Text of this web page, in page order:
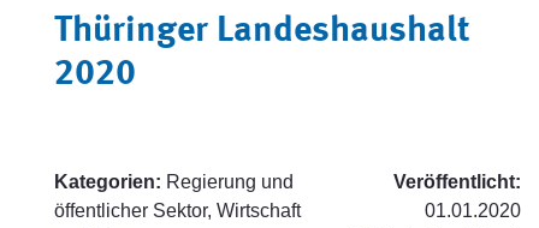
Thüringer Landeshaushalt
2020
Kategorien: Regierung und
öffentlicher Sektor, Wirtschaft
Veröffentlicht:
01.01.2020